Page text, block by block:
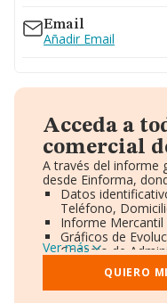
Email
Añadir Email
Acceda a
comercial
A través del informe
desde Einforma,
Datos
Teléfono,
Informe Mercantil
Gráficos de
Consejo de
Directivos y
Accionistas.
Participaciones y
Ver más
QUIERO